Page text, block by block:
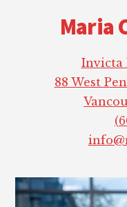
Maria
Invicta
88 West